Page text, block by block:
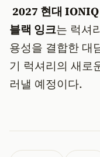
2027 현대
블랙 잉크는 럭셔
용성을 결합한 대
기 럭셔리의 새로
러낼 예정이다.